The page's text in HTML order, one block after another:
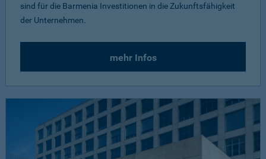
sind für die Barmenia Investitionen in die Zukunftsfähigkeit
der Unternehmen.
mehr Infos